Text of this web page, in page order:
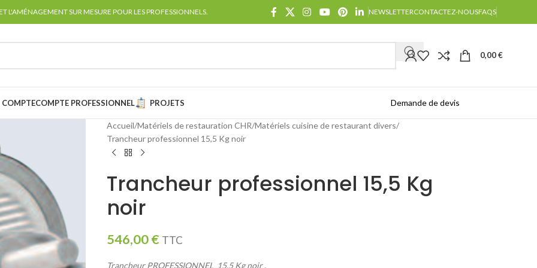
L'AMÉNAGEMENT SUR MESURE POUR LES PROFESSIONNELS. NEWSLETTERCONTACTEZ-NOUSFAQS
0,00€
COMPTE PROFESSIONNEL PROJETS Demande de devis
Accueil Matériels de restauration CHR Matériels cuisine de restaurant divers
Trancheur professionnel 15,5 Kg noir
Trancheur professionnel 15,5 Kg
noir
546,00€ TTC
Trancheur PROFESSIONNEL 15,5 Kg noir .